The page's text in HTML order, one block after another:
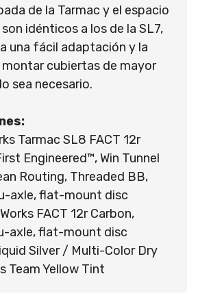
de la Tarmac y el espacio
idénticos a los de la SL7,
una fácil adaptación y la
cubiertas de mayor
sea necesario.
Tarmac SL8 FACT 12r
Engineered™, Win Tunnel
Routing, Threaded BB,
axle, flat-mount disc
FACT 12r Carbon,
axle, flat-mount disc
Silver / Multi-Color Dry
Team Yellow Tint